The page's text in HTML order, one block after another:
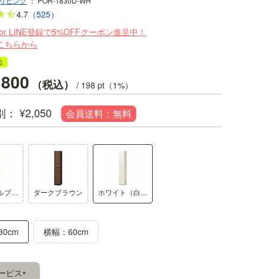
扉は組立時に左右開きを選択できま
POR-1830DNA※組立サービスをご
4.7 （525）
LINE登録で5%OFFクーポン進呈中！
ちらから
税込 / 198 pt（1%）
¥2,050
ナチュラルブラウン ダークブラウン ホワイト（白木目）
横幅：60cm
ビス